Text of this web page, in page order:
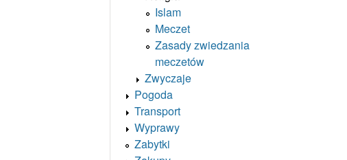
Islam
Meczet
Zasady zwiedzania
meczetów
Zwyczaje
Pogoda
Transport
Wyprawy
Zabytki